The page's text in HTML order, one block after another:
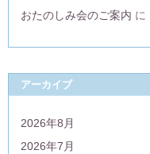
おたのしみ会のご案内 に
アーカイブ
2026年8月
2026年7月